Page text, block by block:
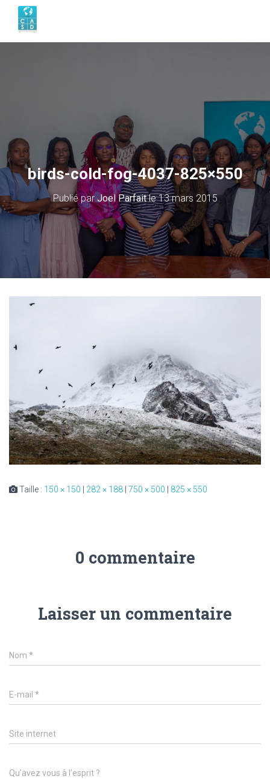
birds-cold-fog-4037-825×550
Publié parJoel Parfaitle13 mars 2015
Taille : 150 × 150 282 × 188 750 × 500 825 × 550
0 commentaire
Laisser un commentaire
Nom *
E-mail *
Site internet
Qu’avez vous à l’esprit ?